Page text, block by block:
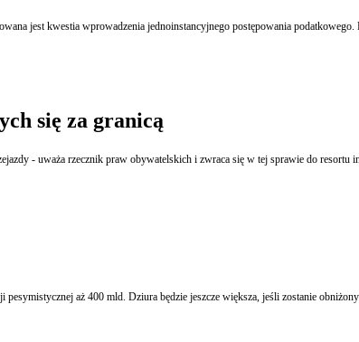
jest kwestia wprowadzenia jednoinstancyjnego postępowania
się za granicą
- uważa rzecznik praw obywatelskich i zwraca się w tej sprawie do resortu